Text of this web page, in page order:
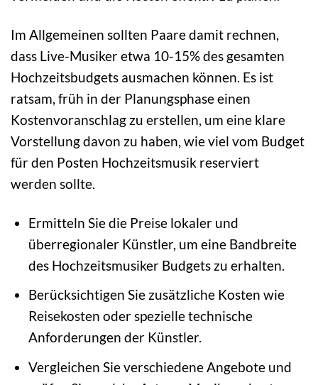
Im Allgemeinen sollten Paare damit rechnen,
dass Live-Musiker etwa 10-15% des gesamten
Hochzeitsbudgets ausmachen können. Es ist
ratsam, früh in der Planungsphase einen
Kostenvoranschlag zu erstellen, um eine klare
Vorstellung davon zu haben, wie viel vom Budget
für den Posten Hochzeitsmusik reserviert
werden sollte.
Ermitteln Sie die Preise lokaler und
überregionaler Künstler, um eine Bandbreite
des Hochzeitsmusiker Budgets zu erhalten.
Berücksichtigen Sie zusätzliche Kosten wie
Reisekosten oder spezielle technische
Anforderungen der Künstler.
Vergleichen Sie verschiedene Angebote und